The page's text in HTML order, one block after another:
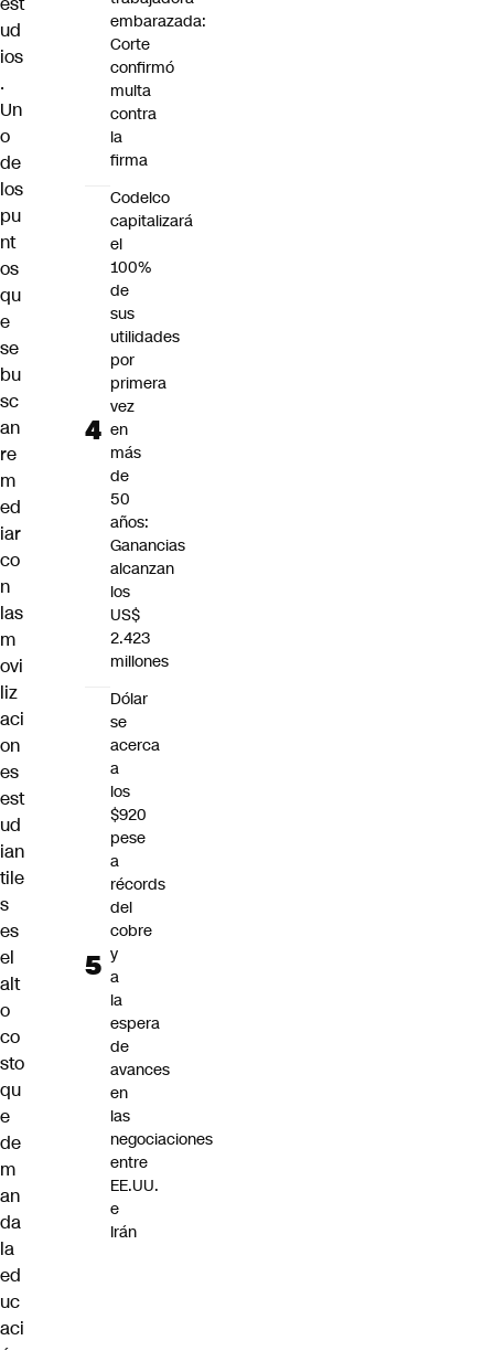
ud
ios
.
Un
o
de
los
pu
nt
os
qu
e
se
bu
sc
an
re
m
ed
iar
co
n
las
m
ovi
liz
aci
on
es
est
ud
ian
tile
s
es
el
alt
o
co
sto
qu
e
de
m
an
da
la
ed
uc
aci
embarazada:
Corte
confirmó
multa
contra
la
firma
Codelco
capitalizará
el
100%
de
sus
utilidades
por
primera
vez
en
más
de
50
años:
Ganancias
alcanzan
los
US$
2.423
millones
Dólar
se
acerca
a
los
$920
pese
a
récords
del
cobre
y
a
la
espera
de
avances
en
las
negociaciones
entre
EE.UU.
e
Irán